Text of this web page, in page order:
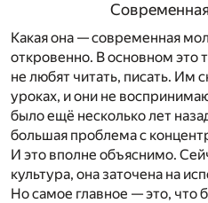
Какая она — современная
откровенно. В основном это
не любят читать, писать. Им
уроках, и они не
было ещё несколько лет
большая проблема с
И это вполне объяснимо.
культура, она заточена на
Но самое главное — это, что